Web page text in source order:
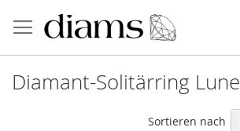
Inhalt
springen
Diamant-Solitärring Lune
Sortieren nach